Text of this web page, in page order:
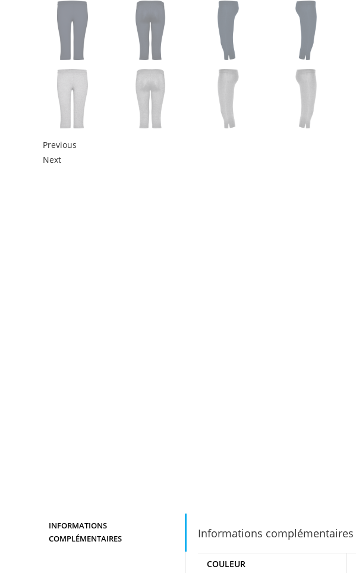
Previous
Next
INFORMATIONS
COMPLÉMENTAIRES
Informations complémentaires
COULEUR